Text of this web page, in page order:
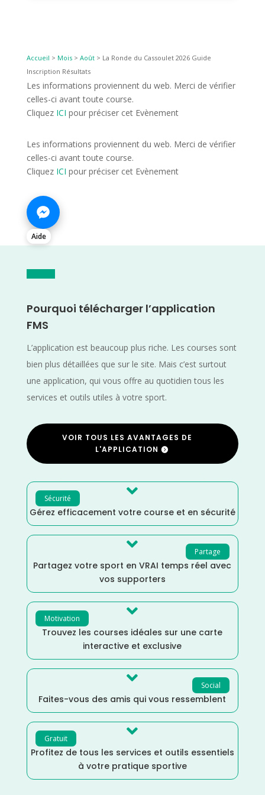
Accueil > Mois> Août> La Ronde du Cassoulet 2026 Guide
Inscription Résultats
Les informations proviennent du web. Merci de vérifier
celles-ci avant toute course.
Cliquez ICI pour préciser cet Evènement
Les informations proviennent du web. Merci de vérifier
celles-ci avant toute course.
Cliquez ICI pour préciser cet Evènement
Aide
Pourquoi télécharger l’application
FMS
L’application est beaucoup plus riche. Les courses sont
bien plus détaillées que sur le site. Mais c’est surtout
une application, qui vous offre au quotidien tous les
services et outils utiles à votre sport.
VOIR TOUS LES AVANTAGES DE
L'APPLICATION
Sécurité 
Gérez efficacement votre course et en sécurité
Partage

Partagez votre sport en VRAI temps réel avec
vos supporters
Motivation 
Trouvez les courses idéales sur une carte
interactive et exclusive
Social

Faites-vous des amis qui vous ressemblent
Gratuit 
Profitez de tous les services et outils essentiels
à votre pratique sportive